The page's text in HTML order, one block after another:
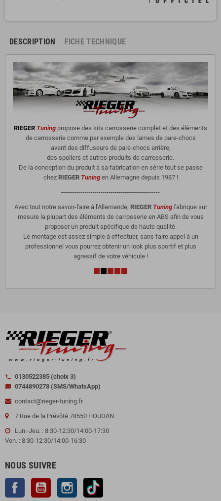
DESCRIPTION FICHE TECHNIQUE
RIEGER Tuning propose des kits carrosserie complet et des éléments
de carrosserie comme par exemple des lames de pare-chocs
avant des diffuseurs de pare-chocs arrière,
des spoilers et autres produits de carrosserie.
De la conception du produit à sa fabrication en série tout se passe
chez RIEGER Tuningen Allemagne depuis 1987 !
--------------------------------------------------
Avec tout notre savoir-faire à l'Allemande, RIEGER Tuning fabrique sur
mesure la plupart des éléments de carrosserie en ABS afin de vous
proposer un produit spécifique de haute qualité.
Le montage est assez simple à effectuer, sans faire appel à un
professionnel vous pourrez obtenir un look plus sportif et plus
agressif de votre véhicule !
call 0130522385 (choix 3)
sms
0744890278 (SMS/WhatsApp)
contact@rieger-tuning.fr
7 Rue de la Prévôté 78550 HOUDAN
Lun.-Jeu. : 8:30-12:30/14:00-17:30
Ven. : 8:30-12:30/14:00-16:30
NOUS SUIVRE
Facebook YouTube Instagram